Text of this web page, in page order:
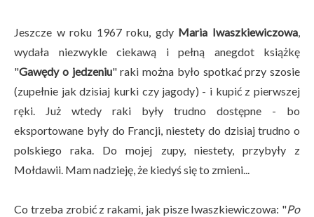
Jeszcze w roku 1967 roku, gdy Maria Iwaszkiewiczowa
wydała niezwykle ciekawą i pełną anegdot książkę
"Gawędy o jedzeniu" raki można było spotkać przy szosie
(zupełnie jak dzisiaj kurki czy jagody) - i kupić z pierwszej
ręki. Już wtedy raki były trudno dostępne - bo
eksportowane były do Francji, niestety do dzisiaj trudno o
polskiego raka. Do mojej zupy, niestety, przybyły z
Mołdawii. Mam nadzieję, że kiedyś się to zmieni...
Co trzeba zrobić z rakami, jak pisze Iwaszkiewiczowa: "Po